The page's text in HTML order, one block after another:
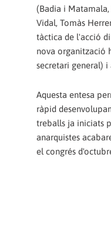
(Badia i Matamala,
Vidal, Tomàs
tàctica de l'acció
nova organització
secretari general) i
Aquesta entesa
ràpid
treballs ja iniciats
anarquistes
el congrés